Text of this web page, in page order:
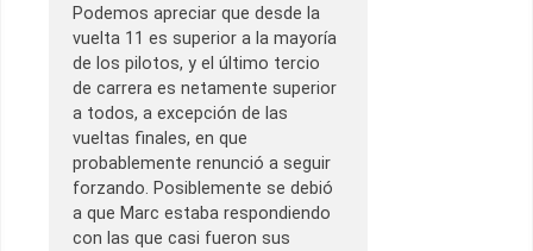
Podemos apreciar que desde la
vuelta 11 es superior a la mayoría
de los pilotos, y el último tercio
de carrera es netamente superior
a todos, a excepción de las
vueltas finales, en que
probablemente renunció a seguir
forzando. Posiblemente se debió
a que Marc estaba respondiendo
con las que casi fueron sus